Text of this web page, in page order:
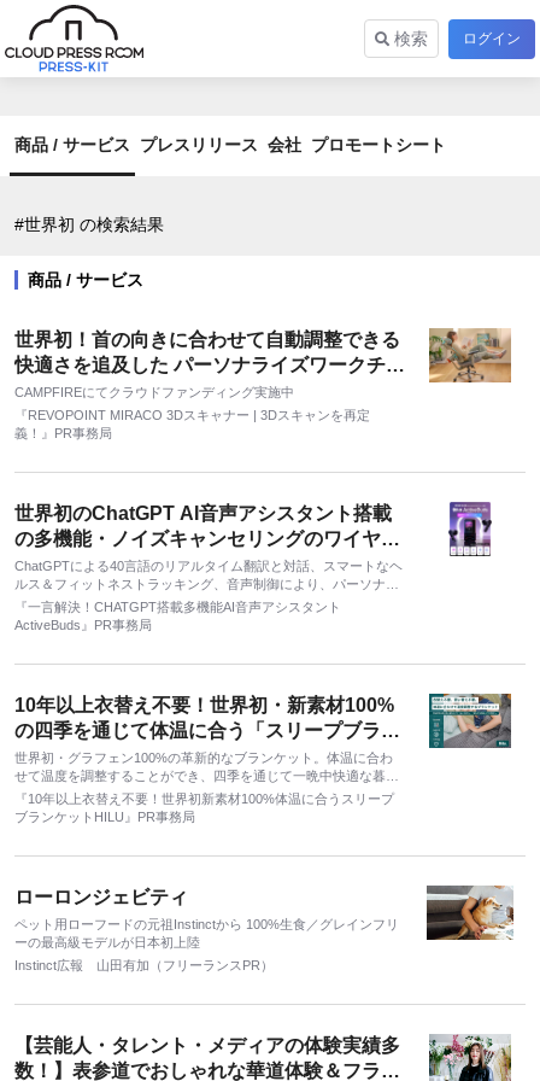
検索 ログイン
商品 / サービス プレスリリース 会社 プロモートシート
#世界初 の検索結果
商品 / サービス
世界初！首の向きに合わせて自動調整できる
快適さを追及した パーソナライズワークチェ
ア「NEWTRAL MagicH」
CAMPFIREにてクラウドファンディング実施中
『REVOPOINT MIRACO 3Dスキャナー | 3Dスキャンを再定
義！』PR事務局
世界初のChatGPT AI音声アシスタント搭載
の多機能・ノイズキャンセリングのワイヤレ
スイヤホン「iKKO ActiveBuds」
ChatGPTによる40言語のリアルタイム翻訳と対話、スマートなヘ
ルス＆フィットネストラッキング、音声制御により、パーソナラ
イズされた聴覚体験を提供します。
『一言解決！CHATGPT搭載多機能AI音声アシスタント
ActiveBuds』PR事務局
10年以上衣替え不要！世界初・新素材100%
の四季を通じて体温に合う「スリープブラン
ケットHILU」
世界初・グラフェン100%の革新的なブランケット。体温に合わ
せて温度を調整することができ、四季を通じて一晩中快適な暮ら
しを提供します。
『10年以上衣替え不要！世界初新素材100%体温に合うスリープ
ブランケットHILU』PR事務局
ローロンジェビティ
ペット用ローフードの元祖Instinctから 100%生食／グレインフリ
ーの最高級モデルが日本初上陸
Instinct広報 山田有加（フリーランスPR）
【芸能人・タレント・メディアの体験実績多
数！】表参道でおしゃれな華道体験＆フラワ